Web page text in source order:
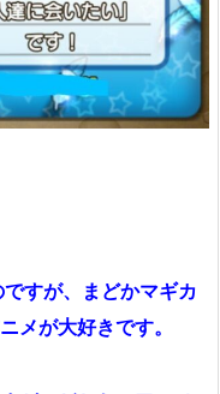
すが、まどかマギカ
メが大好きです。